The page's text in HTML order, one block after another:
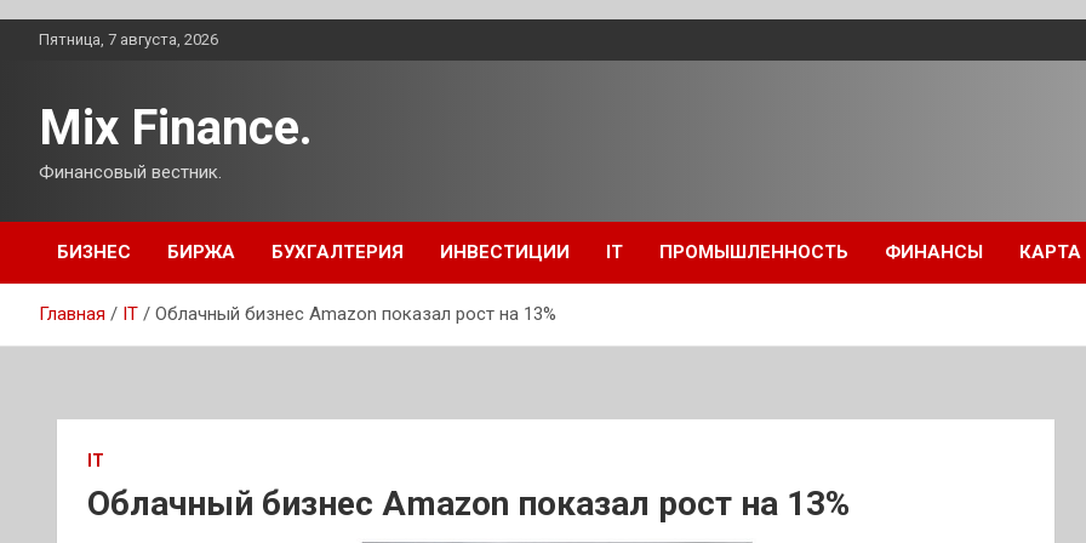
ПерейтиПятница, 7 августа, 2026
Mix Finance.
Финансовый вестник.
БИЗНЕС БИРЖА БУХГАЛТЕРИЯ ИНВЕСТИЦИИ IT ПРОМЫШЛЕННОСТЬ ФИНАНСЫ
Главная IT Облачный бизнес Amazon показал рост на 13%
IT
Облачный бизнес Amazon показал рост на 13%